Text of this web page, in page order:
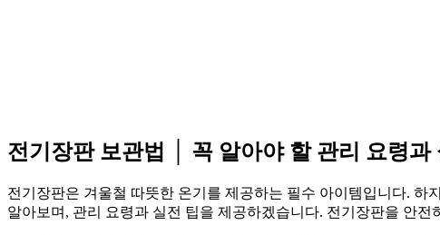
전기장판 보관법 │ 꼭 알아야 할 관리 요령과
전기장판은 겨울철 따뜻한 온기를 제공하는 필수 아이템입니다.
알아보며, 관리 요령과 실전 팁을 제공하겠습니다. 전기장판을 안